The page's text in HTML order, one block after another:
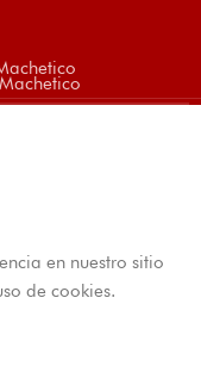
en nuestro sitio
de cookies.